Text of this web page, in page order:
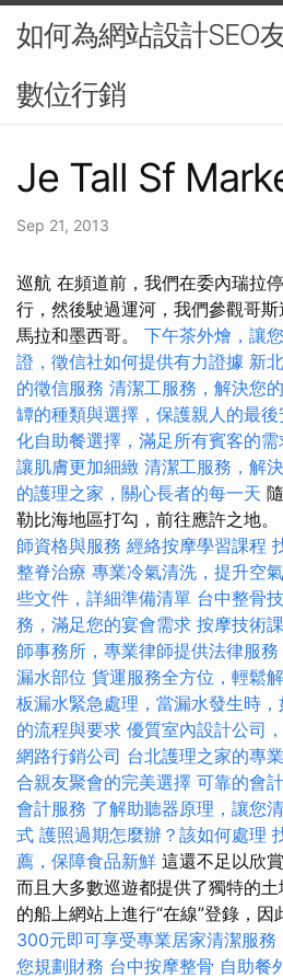
如何為網站設計SEO
數位行銷
Je Tall Sf
Sep 21, 2013
巡航 在頻道前，我們在委內瑞拉
行，然後駛過運河，我們參觀哥
馬拉和墨西哥。 下午茶外燴，讓
證，徵信社如何提供有力證據 新
的徵信服務 清潔工服務，解決您
罈的種類與選擇，保護親人的最後
化自助餐選擇，滿足所有賓客的需
讓肌膚更加細緻 清潔工服務，解
的護理之家，關心長者的每一天
勒比海地區打勾，前往應許之地。
師資格與服務 經絡按摩學習課程
整脊治療 專業冷氣清洗，提升空
些文件，詳細準備清單 台中整骨
務，滿足您的宴會需求 按摩技術
師事務所，專業律師提供法律服務
漏水部位 貨運服務全方位，輕鬆
板漏水緊急處理，當漏水發生時
的流程與要求 優質室內設計公司
網路行銷公司 台北護理之家的專
合親友聚會的完美選擇 可靠的會
會計服務 了解助聽器原理，讓您
式 護照過期怎麼辦？該如何處理
薦，保障食品新鮮 這還不足以欣
而且大多數巡遊都提供了獨特的
的船上網站上進行“在線”登錄，因
300元即可享受專業居家清潔服務
您規劃財務 台中按摩整骨 自助餐